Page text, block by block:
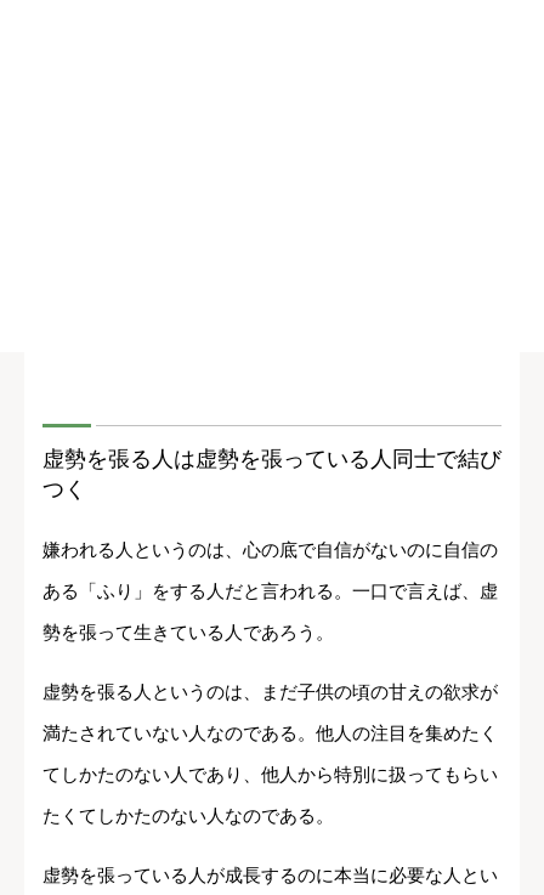
虚勢を張る人は虚勢を張っている人同士で結び
つく
嫌われる人というのは、心の底で自信がないのに自信の
ある「ふり」をする人だと言われる。一口で言えば、虚
勢を張って生きている人であろう。
虚勢を張る人というのは、まだ子供の頃の甘えの欲求が
満たされていない人なのである。他人の注目を集めたく
てしかたのない人であり、他人から特別に扱ってもらい
たくてしかたのない人なのである。
虚勢を張っている人が成長するのに本当に必要な人とい